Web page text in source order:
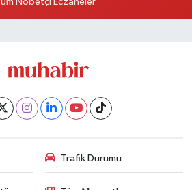
Yol Tarifi Al
Nöbetçi Eczaneler
Trafik Durumu